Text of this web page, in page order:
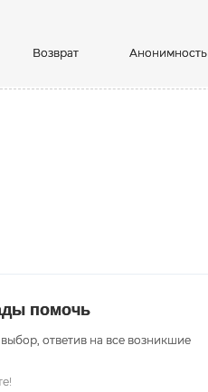
Возврат Анонимность
помочь
ответив на все возникшие